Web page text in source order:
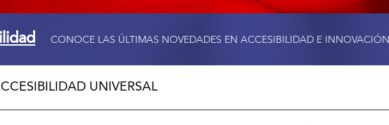
CONOCE LAS ÚLTIMAS NOVEDADES EN ACCESIBILIDAD E INNOVACIÓN
UNIVERSAL